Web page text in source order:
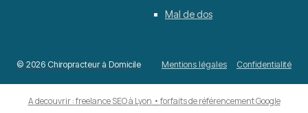
Mal de dos
© 2026 Chiropracteur à Domicile Mentions légales Confidentialité
A decouvrir :freelance SEO à Lyon • forfaits de référencement Google